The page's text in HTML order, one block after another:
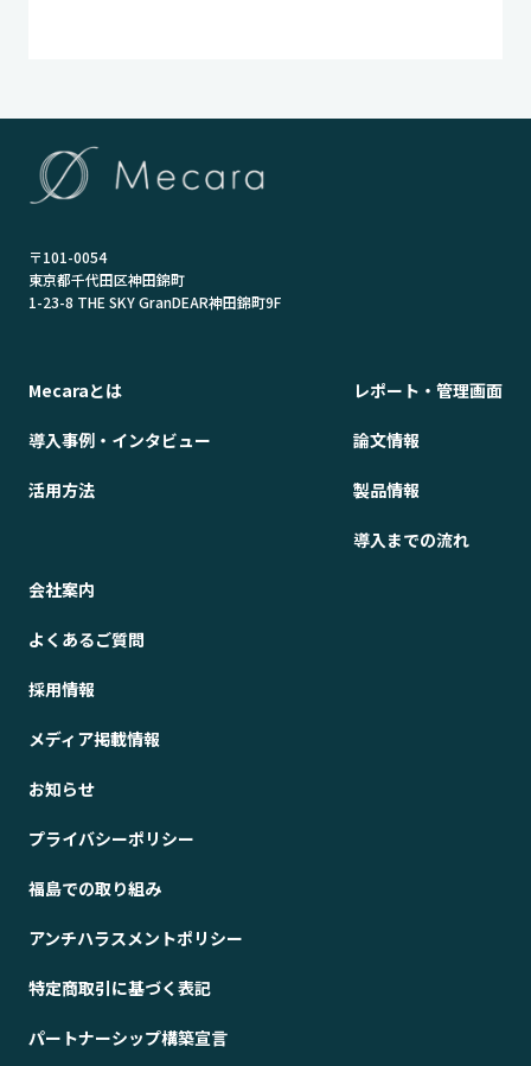
〒101-0054
東京都千代田区神田錦町
1-23-8 THE SKY GranDEAR神田錦町9F
Mecaraとは
導入事例・インタビュー
活用方法
レポート・管理画面
論文情報
製品情報
導入までの流れ
会社案内
よくあるご質問
採用情報
メディア掲載情報
お知らせ
プライバシーポリシー
福島での取り組み
アンチハラスメントポリシー
特定商取引に基づく表記
パートナーシップ構築宣言